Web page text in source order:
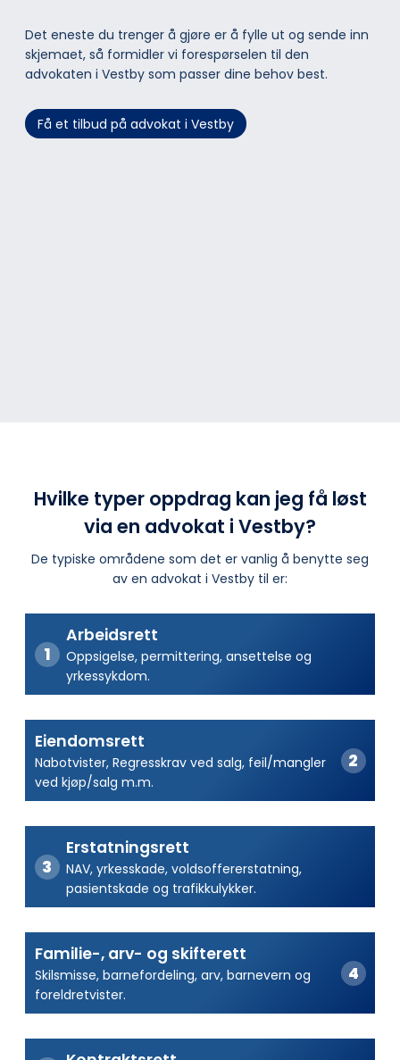
Det eneste du trenger å gjøre er å fylle ut og sende inn
skjemaet, så formidler vi forespørselen til den
advokaten i Vestby som passer dine behov best.
Få et tilbud på advokat i Vestby
Hvilke typer oppdrag kan jeg få løst
via en advokat i Vestby?
De typiske områdene som det er vanlig å benytte seg
av en advokat i Vestby til er:
Arbeidsrett
Oppsigelse, permittering, ansettelse og
yrkessykdom.
Eiendomsrett
Nabotvister, Regresskrav ved salg, feil/mangler
ved kjøp/salg m.m.
Erstatningsrett
NAV, yrkesskade, voldsoffererstatning,
pasientskade og trafikkulykker.
Familie-, arv- og skifterett
Skilsmisse, barnefordeling, arv, barnevern og
foreldretvister.